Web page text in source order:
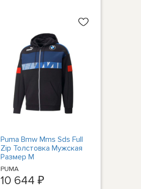
Puma Bmw Mms Sds Full
Zip Толстовка Мужская
Размер M
Повседневная
Спортивная Верхняя
Одежда 53
PUMA
10 644 ₽